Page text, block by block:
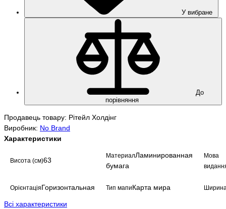
У вибране
До
порівняння
Продавець товару: Рітейл Холдінг
Виробник: No Brand
Характеристики
Висота (см)63
МатериалЛаминированная
бумага
Мова
ОрієнтаціяГоризонтальная Тип мапиКарта мира
Всі характеристики